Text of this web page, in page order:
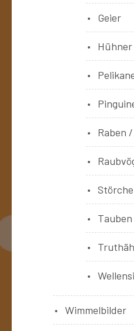
Geier
Raben
Tauben
Wimmelbilder